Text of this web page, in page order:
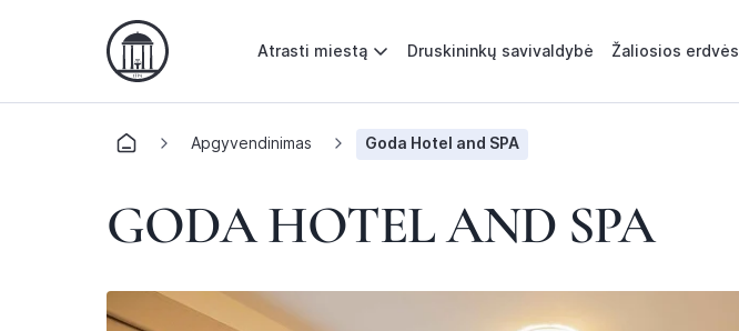
Atrasti miestą Druskininkų savivaldybė Žaliosios erdvės
Apgyvendinimas Goda Hotel and SPA
GODA HOTEL AND SPA